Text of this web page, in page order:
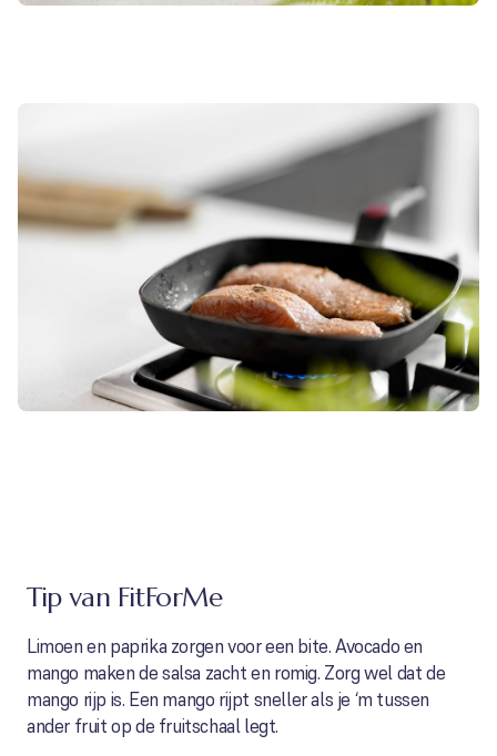
Tip van FitForMe
Limoen en paprika zorgen voor een bite. Avocado en
mango maken de salsa zacht en romig. Zorg wel dat de
mango rijp is. Een mango rijpt sneller als je ‘m tussen
ander fruit op de fruitschaal legt.